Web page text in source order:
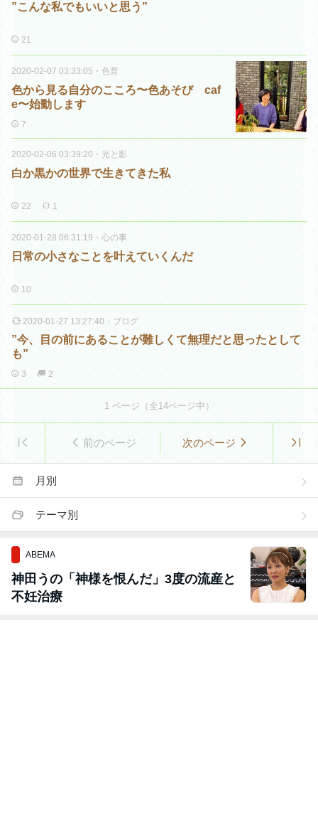
”こんな私でもいいと思う”
21
2020-02-07 03:33:05 ・ 色育
色から見る自分のこころ〜色あそび caf
e〜始動します
7
2020-02-06 03:39:20 ・ 光と影
白か黒かの世界で生きてきた私
22 1
2020-01-28 06:31:19 ・ 心の事
日常の小さなことを叶えていくんだ
10
2020-01-27 13:27:40 ・ ブログ
”今、目の前にあることが難しくて無理だと思ったとして
も”
3 2
1ページ（全14ページ中）
前のページ 次のページ
月別
テーマ別
ABEMA
神田うの「神様を恨んだ」3度の流産と
不妊治療